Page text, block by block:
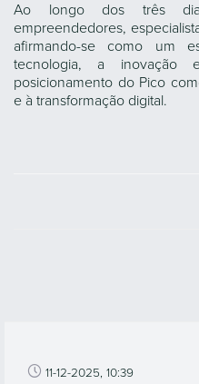
Ao longo dos três
empreendedores,
afirmando-se como um
tecnologia, a
posicionamento do Pico
e à transformação digital.
11-12-2025, 10:39